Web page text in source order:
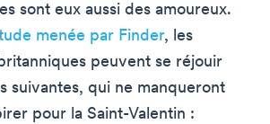
sont eux aussi des amoureux.
menée par Finder, les
peuvent se réjouir
suivantes, qui ne manqueront
pour la Saint-Valentin :